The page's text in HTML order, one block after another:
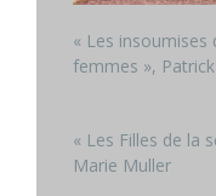
« Les insoumises
femmes »,
« Les Filles de la
Marie Muller